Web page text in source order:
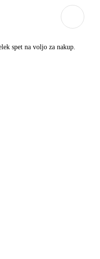
spet na voljo za nakup.